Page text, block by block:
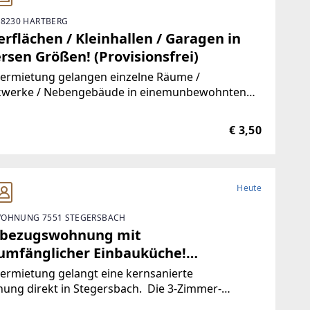
HARTBERG
/ Kleinhallen / Garagen in
Größen! (Provisionsfrei)
gelangen einzelne Räume /
/ Nebengebäude in einemunbewohnten
stehen Ihnen Größen vonca. 10 m² bis
€ 3,50
Heute
7551 STEGERSBACH
mit
Einbauküche!
gelangt eine kernsanierte
direkt in Stegersbach. Die 3-Zimmer-